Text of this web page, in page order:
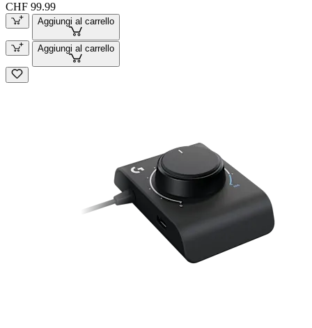
CHF 99.99
Aggiungi al carrello
Aggiungi al carrello